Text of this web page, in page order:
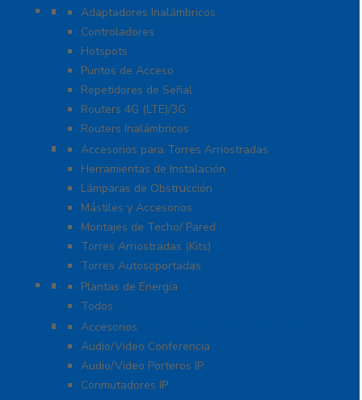
Redes WIFI
Adaptadores Inalámbricos
Controladores
Hotspots
Puntos de Acceso
Repetidores de Señal
Routers 4G (LTE)/3G
Routers Inalámbricos
Torres y Mástiles
Accesorios para Torres Arriostradas
Herramientas de Instalación
Lámparas de Obstrucción
Mástiles y Accesorios
Montajes de Techo/ Pared
Torres Arriostradas (Kits)
Torres Autosoportadas
UPS / Respaldo
Plantas de Energía
Todos
VoIP – Telefonía IP – Videoconferencia
Accesorios
Audio/Video Conferencia
Audio/Video Porteros IP
Conmutadores IP